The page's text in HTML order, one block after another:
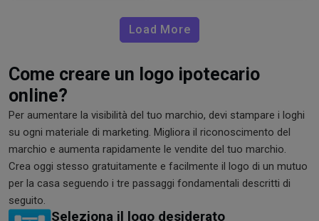
Load More
Come creare un logo ipotecario
online?
Per aumentare la visibilità del tuo marchio, devi stampare i loghi
su ogni materiale di marketing. Migliora il riconoscimento del
marchio e aumenta rapidamente le vendite del tuo marchio.
Crea oggi stesso gratuitamente e facilmente il logo di un mutuo
per la casa seguendo i tre passaggi fondamentali descritti di
seguito.
Seleziona il logo desiderato